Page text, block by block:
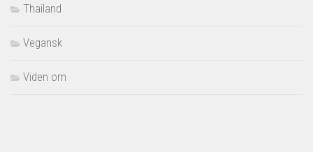
Thailand
Vegansk
Viden om